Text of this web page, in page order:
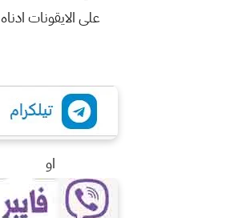
على الايقونات ادناه
او